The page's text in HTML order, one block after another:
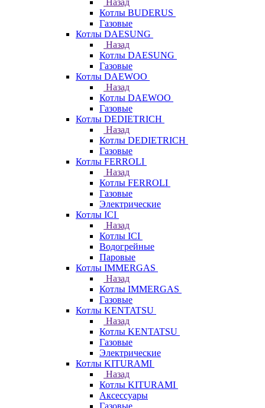
Назад
Котлы BUDERUS
Газовые
Котлы DAESUNG
Назад
Котлы DAESUNG
Газовые
Котлы DAEWOO
Назад
Котлы DAEWOO
Газовые
Котлы DEDIETRICH
Назад
Котлы DEDIETRICH
Газовые
Котлы FERROLI
Назад
Котлы FERROLI
Газовые
Электрические
Котлы ICI
Назад
Котлы ICI
Водогрейные
Паровые
Котлы IMMERGAS
Назад
Котлы IMMERGAS
Газовые
Котлы KENTATSU
Назад
Котлы KENTATSU
Газовые
Электрические
Котлы KITURAMI
Назад
Котлы KITURAMI
Аксессуары
Газовые